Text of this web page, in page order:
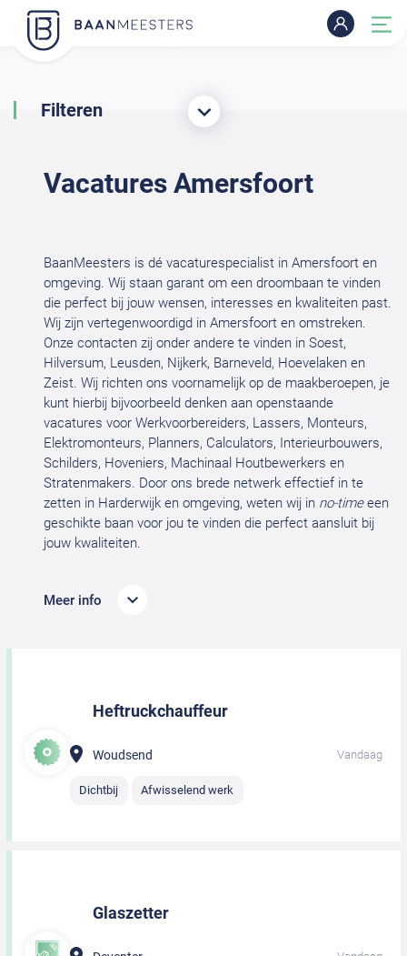
Filteren
Vacatures Amersfoort
BaanMeesters is dé vacaturespecialist in Amersfoort en
omgeving. Wij staan garant om een droombaan te vinden
die perfect bij jouw wensen, interesses en kwaliteiten past.
Wij zijn vertegenwoordigd in Amersfoort en omstreken.
Onze contacten zij onder andere te vinden in Soest,
Hilversum, Leusden, Nijkerk, Barneveld, Hoevelaken en
Zeist. Wij richten ons voornamelijk op de maakberoepen, je
kunt hierbij bijvoorbeeld denken aan openstaande
vacatures voor Werkvoorbereiders, Lassers, Monteurs,
Elektromonteurs, Planners, Calculators, Interieurbouwers,
Schilders, Hoveniers, Machinaal Houtbewerkers en
Stratenmakers. Door ons brede netwerk effectief in te
zetten in Harderwijk en omgeving, weten wij in no-timeeen
geschikte baan voor jou te vinden die perfect aansluit bij
jouw kwaliteiten.
Meer info
Heftruckchauffeur
Woudsend Vandaag
Dichtbij Afwisselend werk
Glaszetter